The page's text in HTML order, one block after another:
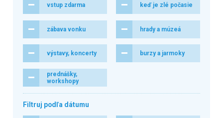
vstup zdarma keď je zlé počasie
zábava vonku hrady a múzeá
výstavy, koncerty burzy a jarmoky
prednášky,
workshopy
Filtruj podľa dátumu